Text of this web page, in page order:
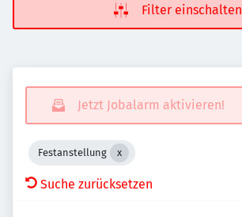
Filter einschalten
Jetzt Jobalarm aktivieren!
Festanstellung
Suche zurücksetzen